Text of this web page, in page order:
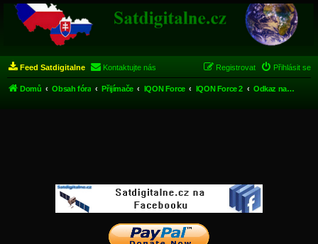
Feed Satdigitalne Kontaktujte nás Přihlásit se
Registrovat
Domů Obsah fóra Přijímače IQON Force IQON Force 2 Odkaz na firmware a diskuze k firmware IQON Force 2